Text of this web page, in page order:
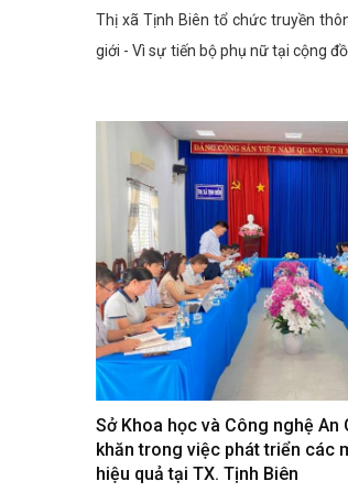
Thị xã Tịnh Biên tổ chức truyền
giới - Vì sự tiến bộ phụ nữ tại cộng
Sở Khoa học và Công nghệ An
khăn trong việc phát triển các
hiệu quả tại TX. Tịnh Biên